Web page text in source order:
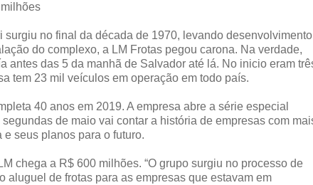
no final da década de 1970, levando desenvolvimento
do complexo, a LM Frotas pegou carona. Na verdade,
antes das 5 da manhã de Salvador até lá. No inicio eram
tem 23 mil veículos em operação em todo país.
40 anos em 2019. A empresa abre a série especial
de maio vai contar a história de empresas com
seus planos para o futuro.
chega a R$ 600 milhões. “O grupo surgiu no processo de
aluguel de frotas para as empresas que estavam em